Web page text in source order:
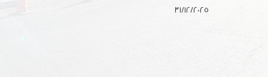
31/12/2025